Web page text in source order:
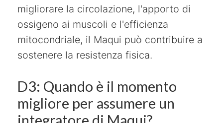
migliorare la circolazione, l'apporto di
ossigeno ai muscoli e l'efficienza
mitocondriale, il Maqui può contribuire a
sostenere la resistenza fisica.
D3: Quando è il momento
migliore per assumere un